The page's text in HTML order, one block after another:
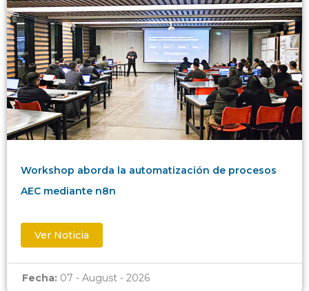
Workshop aborda la automatización de procesos
AEC mediante n8n
Ver Noticia
Fecha: 07 - August - 2026